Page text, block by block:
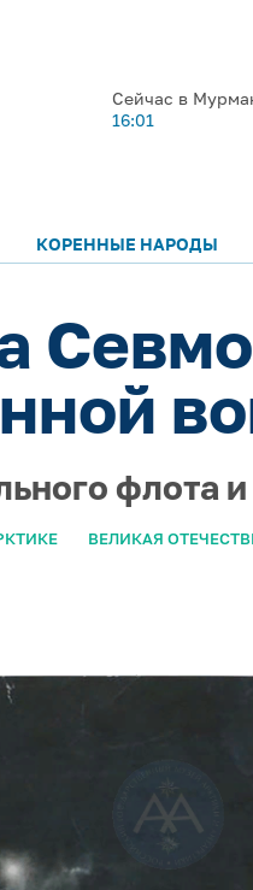
Сейчас в
16:01
КОРЕННЫЕ НАРОДЫ
флота
ВЕЛИКАЯ